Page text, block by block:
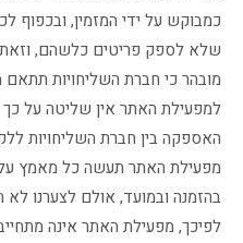
כמבוקש על ידי המזמין,
שלא לספק פריטים כלשהם,
מובהר כי חברת השליחויות
למפעילת האתר אין שליטה על כך
האספקה בין חברת השליחויות
מפעילת האתר תעשה כל מאמץ
בהזמנה ובמועד, אולם לצערנו לא
לפיכך, מפעילת האתר אינה